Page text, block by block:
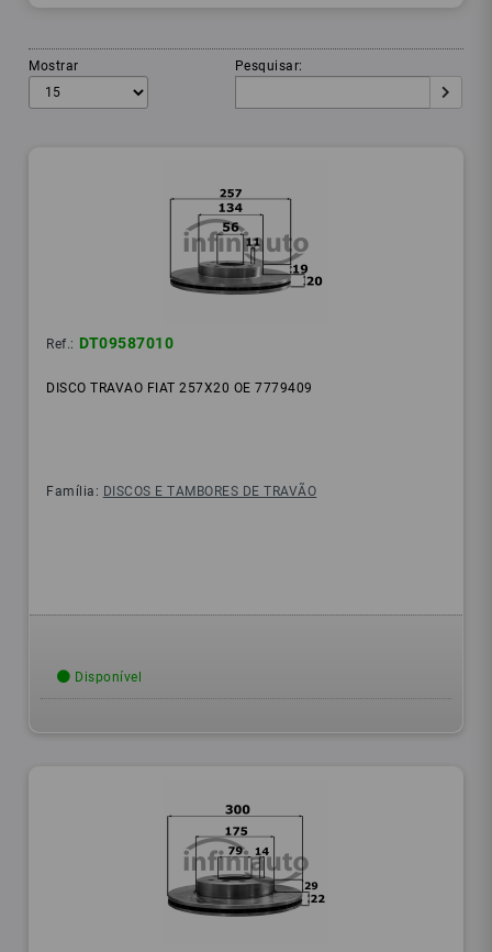
Mostrar Pesquisar:
Ref.: DT09587010
DISCO TRAVAO FIAT 257X20 OE 7779409
Família: DISCOS E TAMBORES DE TRAVÃO
Disponível